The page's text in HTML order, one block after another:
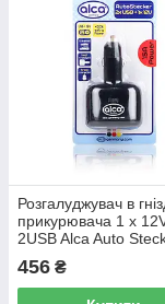
Розгалуджувач в
прикурювача 1 х
2USB Alca Auto
456 ₴